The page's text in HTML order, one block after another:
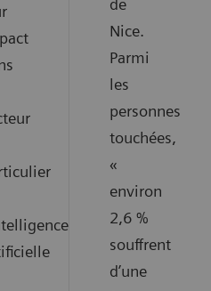
de
Nice.
Parmi
les
personnes
touchées,
«
environ
2,6 %
souffrent
d’une